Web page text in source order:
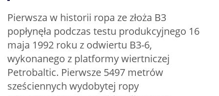
Pierwsza w historii ropa ze złoża B3
popłynęła podczas testu produkcyjnego 16
maja 1992 roku z odwiertu B3-6,
wykonanego z platformy wiertniczej
Petrobaltic. Pierwsze 5497 metrów
sześciennych wydobytej ropy